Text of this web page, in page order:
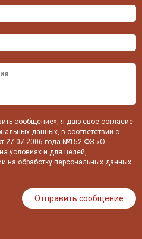
сообщение», я даю свое согласие
данных, в соответствии с
27.07.2006 года №152-ФЗ «О
условиях и для целей,
на обработку персональных данных